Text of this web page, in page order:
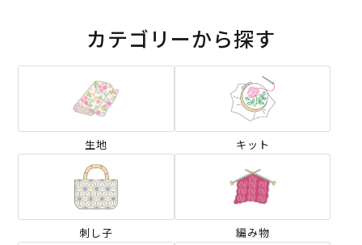
カテゴリーから探す
生地 キット
刺し子 編み物